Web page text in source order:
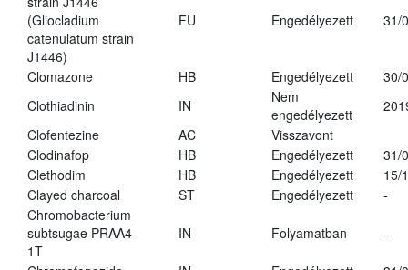
(Gliocladium
catenulatum strain
J1446)
FU Engedélyezett 31/
Clomazone HB Engedélyezett
30/
Clothiadinin
IN
Nem
engedélyezett
Clofentezine
AC
Visszavont
Clodinafop
HB Engedélyezett
31/
Clethodim
HB Engedélyezett
15/
Clayed charcoal
ST Engedélyezett
-
Chromobacterium
subtsugae PRAA4-
1T
IN Folyamatban -